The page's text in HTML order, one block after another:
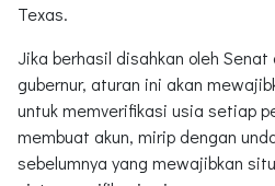
Texas.
Jika berhasil disahkan oleh
gubernur, aturan ini akan
untuk memverifikasi usia setiap
membuat akun, mirip dengan
sebelumnya yang mewajibkan